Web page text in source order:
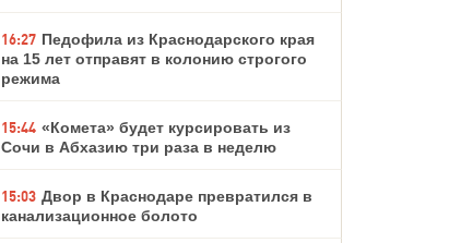
16:27 Педофила из Краснодарского края
на 15 лет отправят в колонию строгого
режима
15:44 «Комета» будет курсировать из
Сочи в Абхазию три раза в неделю
15:03 Двор в Краснодаре превратился в
канализационное болото